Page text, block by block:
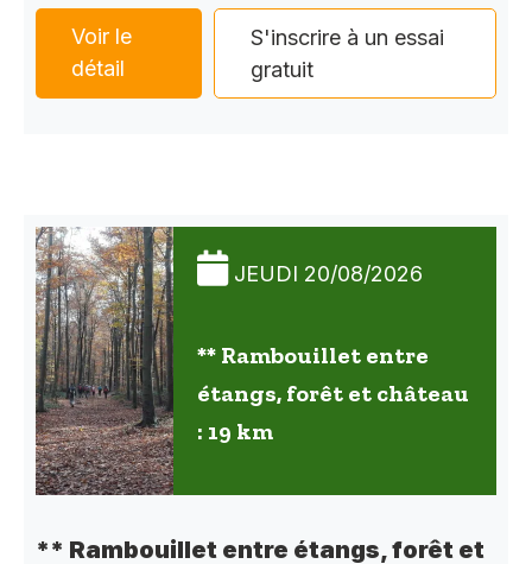
Voir le
détail
S'inscrire à un essai
gratuit
JEUDI 20/08/2026
** Rambouillet entre
étangs, forêt et château
: 19 km
** Rambouillet entre étangs, forêt et